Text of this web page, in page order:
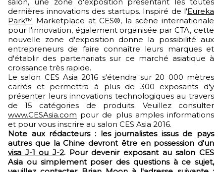
dernières innovations des startups. Inspiré de l'Eureka
Park™ Marketplace at CES®, la scène internationale
pour l'innovation, également organisée par CTA, cette
nouvelle zone d'exposition donne la possibilité aux
entrepreneurs de faire connaître leurs marques et
d'établir des partenariats sur ce marché asiatique à
croissance très rapide.
Le salon CES Asia 2016 s'étendra sur 20 000 mètres
carrés et permettra à plus de 300 exposants d'y
présenter leurs innovations technologiques au travers
de 15 catégories de produits. Veuillez consulter
www.CESAsia.com pour de plus amples informations
et pour vous inscrire au salon CES Asia 2016.
Note aux rédacteurs : les journalistes issus de pays
autres que la Chine devront être en possession d'un
visa J-1 ou J-2. Pour devenir exposant au salon CES
Asia ou simplement poser des questions à ce sujet,